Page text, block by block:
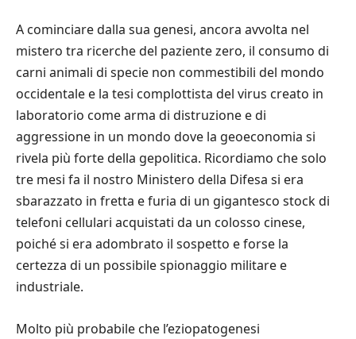
A cominciare dalla sua genesi, ancora avvolta nel
mistero tra ricerche del paziente zero, il consumo di
carni animali di specie non commestibili del mondo
occidentale e la tesi complottista del virus creato in
laboratorio come arma di distruzione e di
aggressione in un mondo dove la geoeconomia si
rivela più forte della gepolitica. Ricordiamo che solo
tre mesi fa il nostro Ministero della Difesa si era
sbarazzato in fretta e furia di un gigantesco stock di
telefoni cellulari acquistati da un colosso cinese,
poiché si era adombrato il sospetto e forse la
certezza di un possibile spionaggio militare e
industriale.
Molto più probabile che l’eziopatogenesi